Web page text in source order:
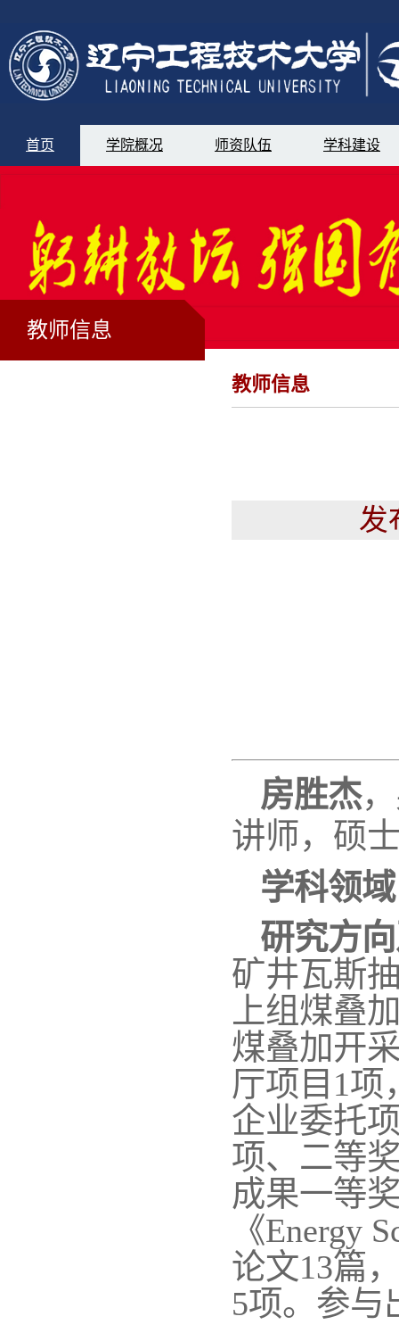
首页 学院概况 师资队伍 学科建设
教师信息
教师信息
发
房胜杰
讲师，硕
学科领域
研究方
矿井瓦斯
上组煤叠
煤叠加开
厅项目1项
企业委托
项、二等
成果一等
《Energy
论文13篇
5项。参与